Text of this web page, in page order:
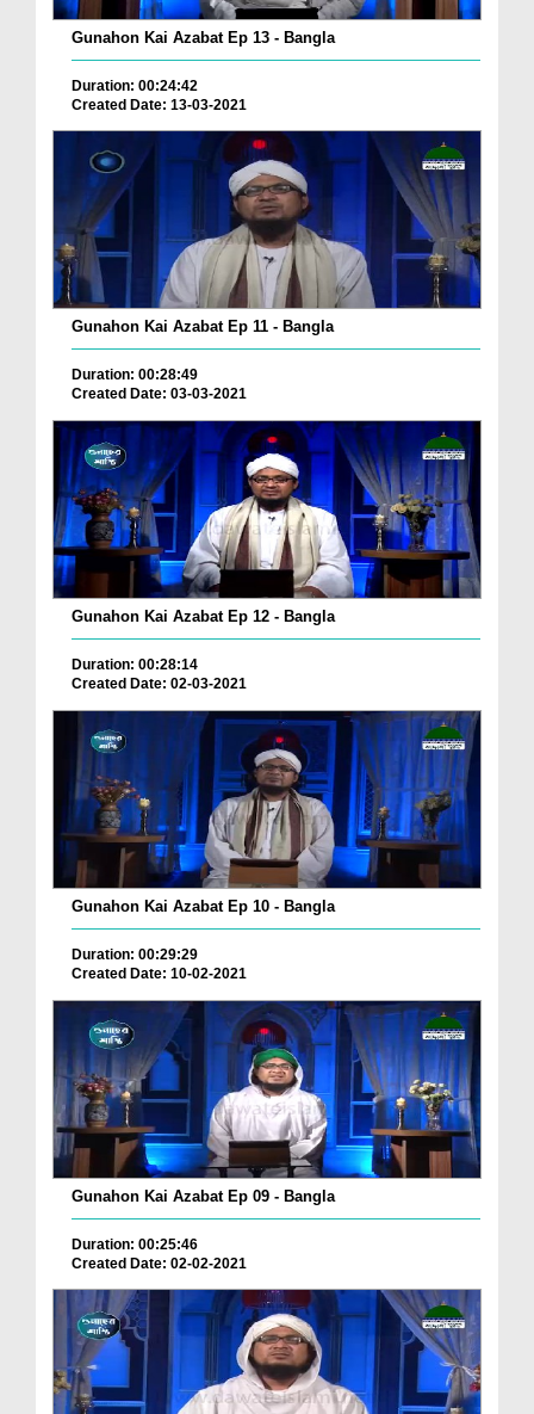
Gunahon Kai Azabat Ep 13 - Bangla
Duration: 00:24:42
Created Date: 13-03-2021
Gunahon Kai Azabat Ep 11 - Bangla
Duration: 00:28:49
Created Date: 03-03-2021
Gunahon Kai Azabat Ep 12 - Bangla
Duration: 00:28:14
Created Date: 02-03-2021
Gunahon Kai Azabat Ep 10 - Bangla
Duration: 00:29:29
Created Date: 10-02-2021
Gunahon Kai Azabat Ep 09 - Bangla
Duration: 00:25:46
Created Date: 02-02-2021